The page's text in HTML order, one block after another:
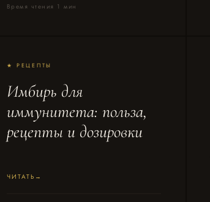
Время чтения 1 мин
★ РЕЦЕПТЫ
Имбирь для
иммунитета: польза,
рецепты и дозировки
ЧИТАТЬ